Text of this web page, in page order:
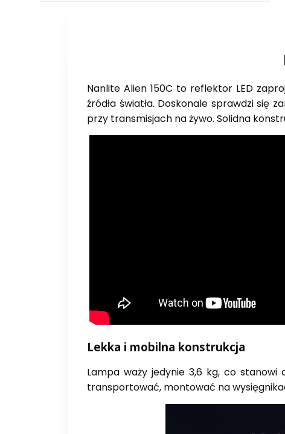
Nanlite Alien 150C to reflektor LED
źródła światła. Doskonale sprawdzi
przy transmisjach na żywo. Solidna
Lekka i mobilna konstrukcja
Lampa waży jedynie 3,6 kg, co stanowi
transportować, montować na